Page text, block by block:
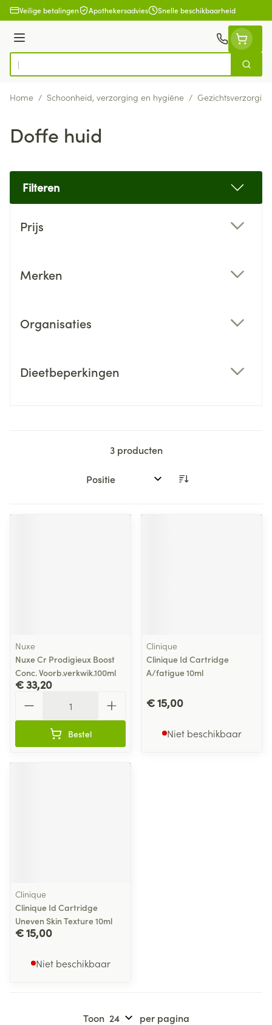
Ga naar de inhoud
Veilige betalingen Apothekersadvies Snelle beschikbaarheid
Menu
Product, merk, categorie...
Zoek
Home / Schoonheid, verzorging en hygiëne / Gezichtsverzorging
Doffe huid
Filteren
Prijs
Merken
Organisaties
Dieetbeperkingen
3producten
Sorteer op:
Nuxe
Nuxe Cr Prodigieux Boost
Conc. Voorb.verkwik.100ml
€ 33,20
Bestel
Clinique
Clinique Id Cartridge
A/fatigue 10ml
€ 15,00
Niet beschikbaar
Clinique
Clinique Id Cartridge
Uneven Skin Texture 10ml
€ 15,00
Niet beschikbaar
Toon per pagina